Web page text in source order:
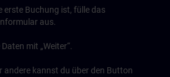
erste Buchung ist, fülle das
aus.
mit „Weiter“.
andere kannst du über den Button